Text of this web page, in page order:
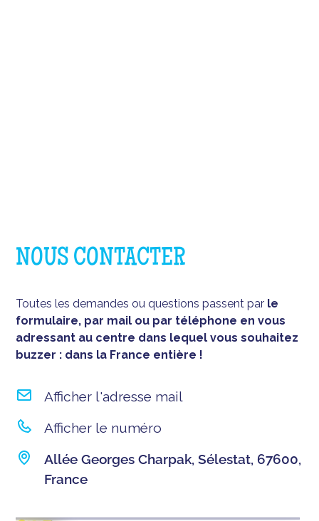
NOUS CONTACTER
Toutes les demandes ou questions passent par le
formulaire, par mail ou par téléphone en vous
adressant au centre dans lequel vous souhaitez
buzzer : dans la France entière !
Afficher l'adresse mail
Afficher le numéro
Allée Georges Charpak, Sélestat, 67600,
France